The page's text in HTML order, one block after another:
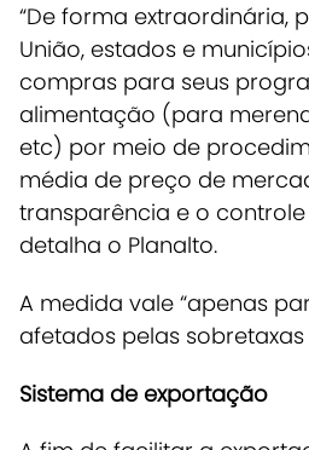
“De forma extraordinária,
União, estados e
compras para seus
alimentação (para
etc) por meio de
média de preço de
transparência e o controle
detalha o Planalto.
A medida vale “apenas
afetados pelas sobretaxas
Sistema de exportação